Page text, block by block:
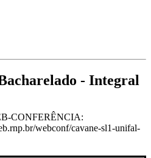
- Integral
CONFERÊNCIA:
webconf/cavane-sl1-unifal-